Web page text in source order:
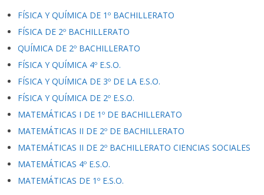
FÍSICA Y QUÍMICA DE 1º BACHILLERATO
FÍSICA DE 2º BACHILLERATO
QUÍMICA DE 2º BACHILLERATO
FÍSICA Y QUÍMICA 4º E.S.O.
FÍSICA Y QUÍMICA DE 3º DE LA E.S.O.
FÍSICA Y QUÍMICA DE 2º E.S.O.
MATEMÁTICAS I DE 1º DE BACHILLERATO
MATEMÁTICAS II DE 2º DE BACHILLERATO
MATEMÁTICAS II DE 2º BACHILLERATO CIENCIAS SOCIALES
MATEMÁTICAS 4º E.S.O.
MATEMÁTICAS DE 1º E.S.O.